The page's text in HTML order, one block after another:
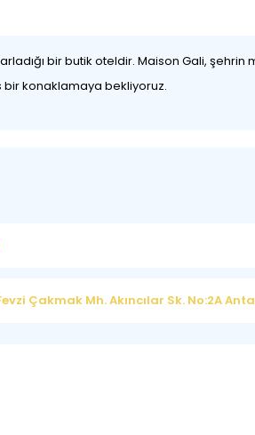
bir butik oteldir. Maison Gali,
bir konaklamaya bekliyoruz.
Çakmak Mh. Akıncılar Sk. No:2A